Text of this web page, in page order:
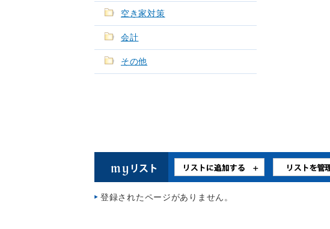
空き家対策
会計
その他
登録されたページがありません。